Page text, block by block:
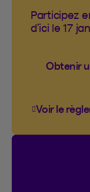
Participez
d’ici le 17
Obtenir
Voir le